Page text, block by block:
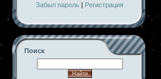
Забыл пароль | Регистрация
Поиск